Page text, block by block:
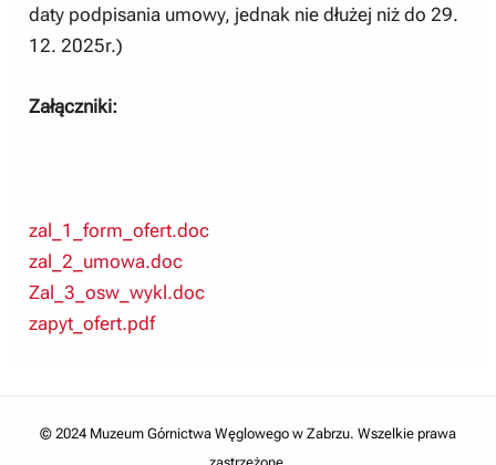
daty podpisania umowy, jednak nie dłużej niż do 29.
12. 2025r.)
Załączniki:
zal_1_form_ofert.doc
zal_2_umowa.doc
Zal_3_osw_wykl.doc
zapyt_ofert.pdf
© 2024 Muzeum Górnictwa Węglowego w Zabrzu. Wszelkie prawa